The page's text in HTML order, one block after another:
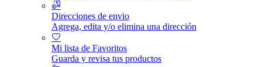
Direcciones de envio
Agrega, edita y/o elimina una dirección
Mi lista de Favoritos
Guarda y revisa tus productos